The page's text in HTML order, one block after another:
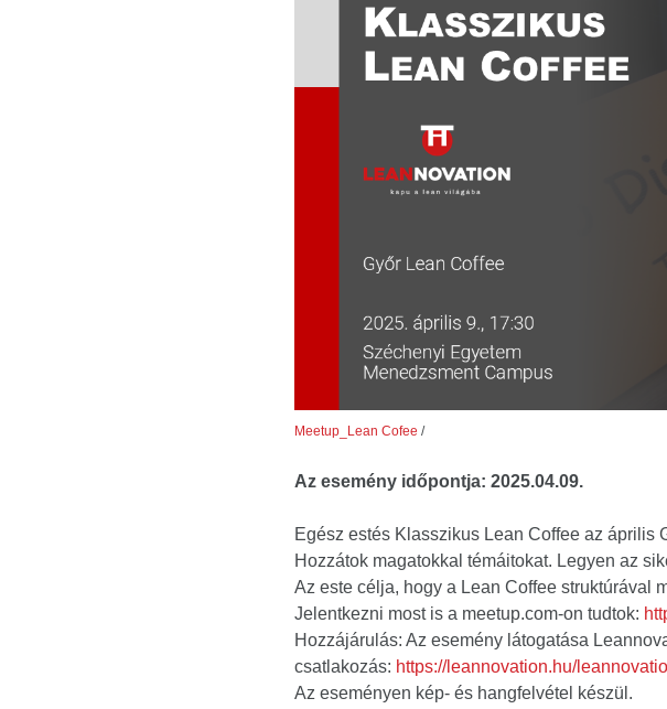
Meetup_Lean Cofee /
Az esemény időpontja: 2025.04.09.
Egész estés Klasszikus Lean Coffee az április
Hozzátok magatokkal témáitokat. Legyen az
Az este célja, hogy a Lean Coffee struktúrával
Jelentkezni most is a meetup.com-on tudtok:
Hozzájárulás: Az esemény látogatása
csatlakozás: https://leannovation.hu/
Az eseményen kép- és hangfelvétel készül.